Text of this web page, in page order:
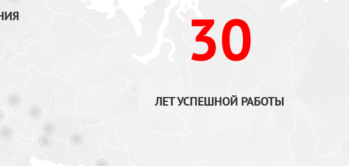
30
ЛЕТ УСПЕШНОЙ РАБОТЫ